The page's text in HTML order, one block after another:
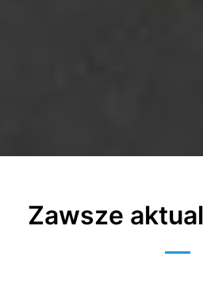
Zawsze